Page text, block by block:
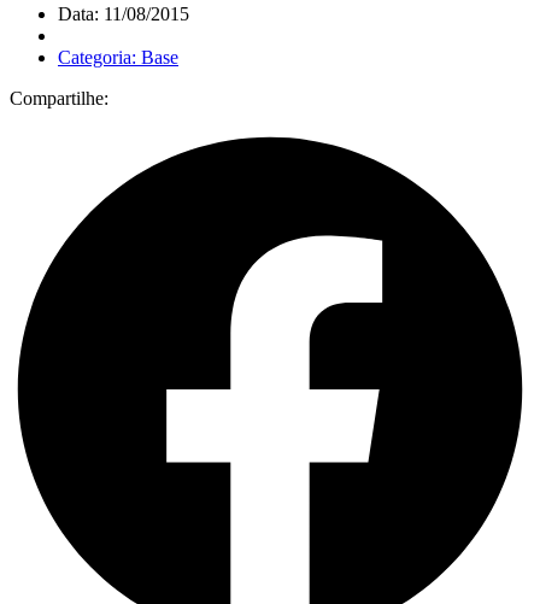
Data: 11/08/2015
Categoria: Base
Compartilhe: